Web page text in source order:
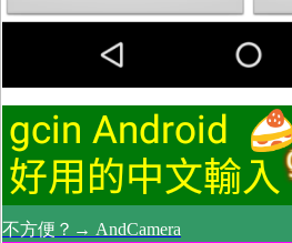
不方便？→ AndCamera